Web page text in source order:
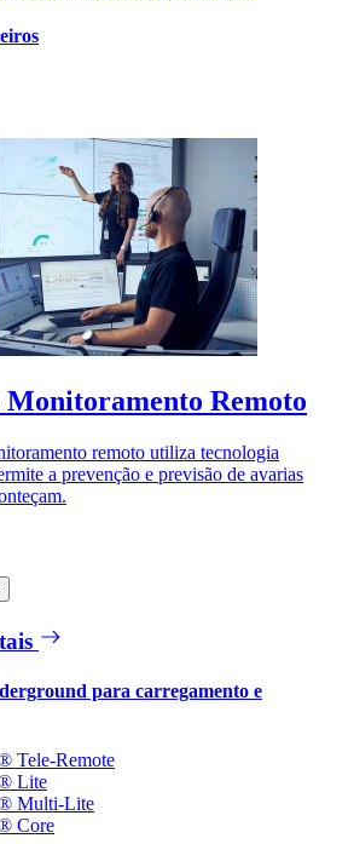
Monitoramento Remoto
remoto utiliza tecnologia
a prevenção e previsão de avarias
para carregamento e
Tele-Remote
Lite
Multi-Lite
Core